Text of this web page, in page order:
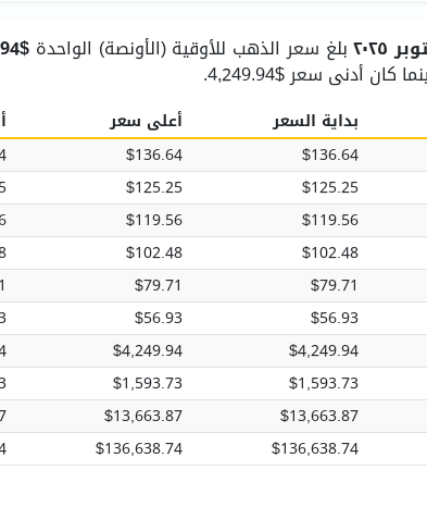
بلغ سعر الذهب للأوقية (الأونصة) الواحدة $4,249.94
بداية السعر أعلى سعر
$136.64
$136.64
$125.25
$125.25
$119.56
$119.56
$102.48
$102.48
$79.71
$79.71
$56.93
$56.93
$4,249.94
$4,249.94
$1,593.73
$1,593.73
$13,663.87
$13,663.87
$136,638.74
$136,638.74